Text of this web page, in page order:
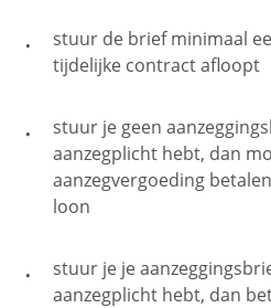
stuur de brief minimaal
tijdelijke contract afloopt
stuur je geen
aanzegplicht hebt, dan
aanzegvergoeding
loon
stuur je je
aanzegplicht hebt, dan